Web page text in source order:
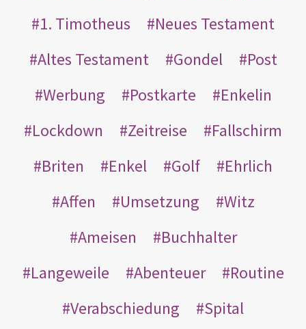
1. Timotheus
Neues Testament
Altes Testament
Gondel
Post
Werbung
Postkarte
Enkelin
Lockdown
Zeitreise
Fallschirm
Briten
Enkel Golf
Ehrlich
Affen
Umsetzung
Witz
Ameisen
Buchhalter
Langeweile
Abenteuer
Routine
Verabschiedung
Spital